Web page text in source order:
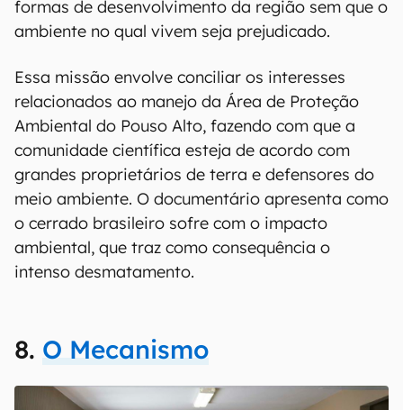
formas de desenvolvimento da região sem que o
ambiente no qual vivem seja prejudicado.
Essa missão envolve conciliar os interesses
relacionados ao manejo da Área de Proteção
Ambiental do Pouso Alto, fazendo com que a
comunidade científica esteja de acordo com
grandes proprietários de terra e defensores do
meio ambiente. O documentário apresenta como
o cerrado brasileiro sofre com o impacto
ambiental, que traz como consequência o
intenso desmatamento.
8. O Mecanismo